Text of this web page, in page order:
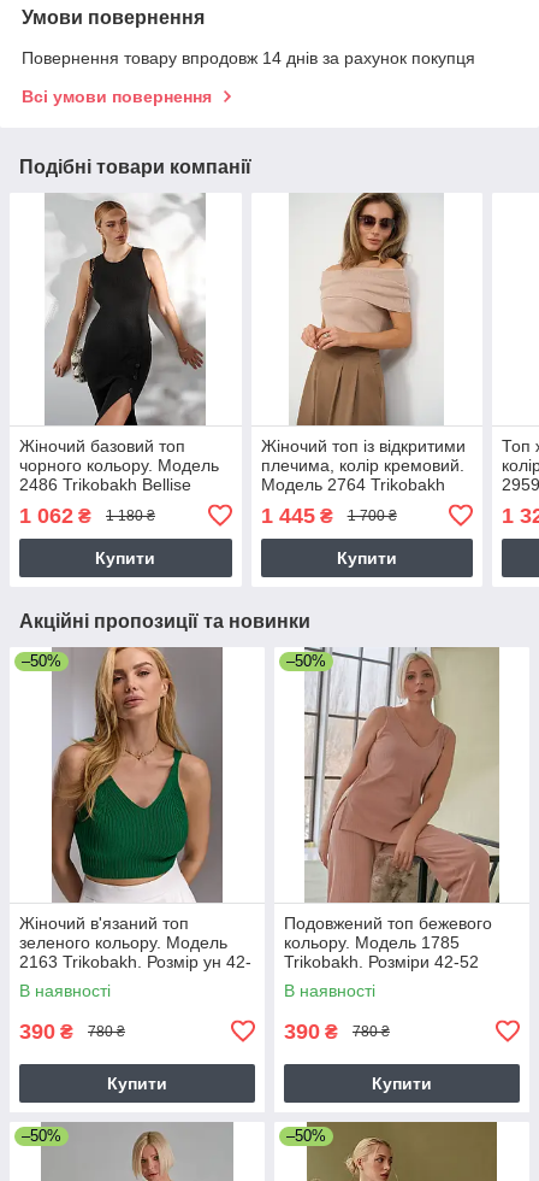
Умови повернення
Повернення товару впродовж 14 днів за рахунок покупця
Всі умови повернення
Подібні товари компанії
Жіночий базовий топ
чорного кольору. Модель
2486 Trikobakh Bellise
1 062 ₴ 1 180 ₴
Купити
Жіночий топ із відкритими
плечима, колір кремовий.
Модель 2764 Trikobakh
1 445₴ 1 700 ₴
Купити
Топ
1
Акційні пропозиції та новинки
–50%
Жіночий в'язаний топ
зеленого кольору. Модель
2163 Trikobakh. Розмір ун 42-
46
В наявності
390 ₴ 780 ₴
Купити
–50%
Подовжений топ бежевого
кольору. Модель 1785
Trikobakh. Розміри 42-52
В наявності
390 ₴ 780 ₴
Купити
–50% –50%